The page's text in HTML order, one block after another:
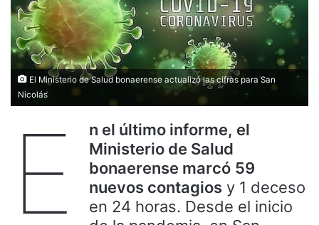
El Ministerio de Salud bonaerense actualizó las cifras para San
Nicolás
E
n el último informe, el
Ministerio de Salud
bonaerense marcó 59
nuevos contagios y 1 deceso
en 24 horas. Desde el inicio